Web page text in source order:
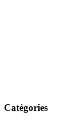
Catégories